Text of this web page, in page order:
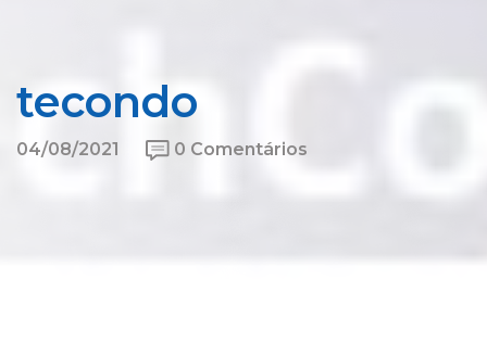
tecondo
04/08/2021 0 Comentários